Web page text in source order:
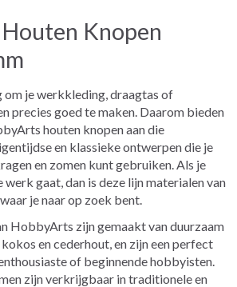
Knopen
om je werkkleding, draagtas of
precies goed te maken. Daarom bieden
houten knopen aan die
en klassieke ontwerpen die je
en zomen kunt gebruiken. Als je
gaat, dan is deze lijn materialen van
je naar op zoek bent.
HobbyArts zijn gemaakt van duurzaam
en cederhout, en zijn een perfect
of beginnende hobbyisten.
zijn verkrijgbaar in traditionele en